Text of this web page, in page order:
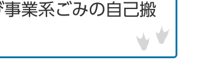
業系ごみの自己搬